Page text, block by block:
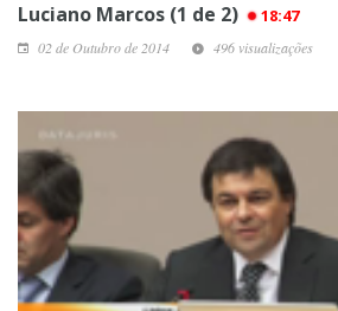
Luciano Marcos (1 de 2) 18:47
02 de Outubro de 2014 496 visualizações